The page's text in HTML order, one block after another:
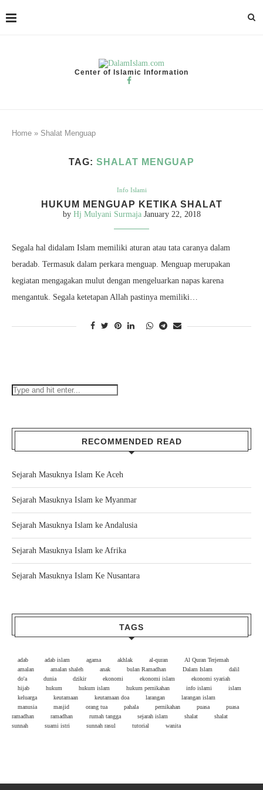
Center of Islamic Information
Home » Shalat Menguap
TAG: SHALAT MENGUAP
Info Islami
HUKUM MENGUAP KETIKA SHALAT
by Hj Mulyani Surmaja January 22, 2018
Segala hal didalam Islam memiliki aturan atau tata caranya dalam
beradab. Termasuk dalam perkara menguap. Menguap merupakan
kegiatan mengagakan mulut dengan mengeluarkan napas karena
mengantuk. Segala ketetapan Allah pastinya memiliki…
RECOMMENDED READ
Sejarah Masuknya Islam Ke Aceh
Sejarah Masuknya Islam ke Myanmar
Sejarah Masuknya Islam ke Andalusia
Sejarah Masuknya Islam ke Afrika
Sejarah Masuknya Islam Ke Nusantara
TAGS
adab adab islam agama akhlak al-quran
Al Quran Terjemah
amalan
amalan shaleh anak bulan Ramadhan Dalam Islam
dalil
do'a
dunia dzikir ekonomi ekonomi islam
ekonomi syariah
hijab
hukum hukum islam hukum pernikahan info islami
islam
keluarga
keutamaan keutamaan doa larangan
larangan islam
manusia
masjid orang tua pahala pernikahan puasa
puasa
ramadhan
ramadhan rumah tangga sejarah islam shalat
shalat
sunnah
suami istri sunnah rasul tutorial wanita